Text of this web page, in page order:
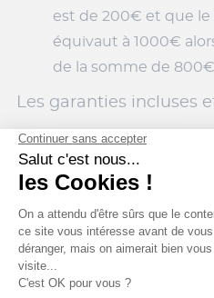
est de 200€ et que
équivaut à 1000€
de la somme de
Les garanties incluses
Toutes lesgaranties
pas automatiquement
Il existe des garanties de
dommages liés aux
des eaux ou encore à la
l’assurance habitation
garanties dites «